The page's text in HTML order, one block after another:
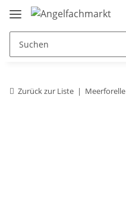
Zurück zur Liste Meerforelle